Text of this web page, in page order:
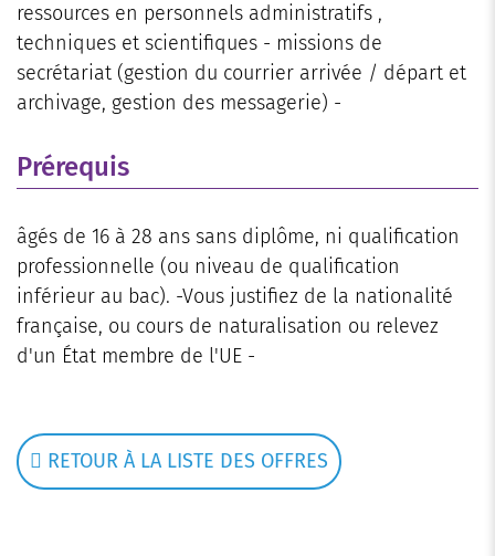
ressources en personnels administratifs ,
techniques et scientifiques - missions de
secrétariat (gestion du courrier arrivée / départ et
archivage, gestion des messagerie) -
Prérequis
âgés de 16 à 28 ans sans diplôme, ni qualification
professionnelle (ou niveau de qualification
inférieur au bac). -Vous justifiez de la nationalité
française, ou cours de naturalisation ou relevez
d'un État membre de l'UE -
RETOUR À LA LISTE DES OFFRES